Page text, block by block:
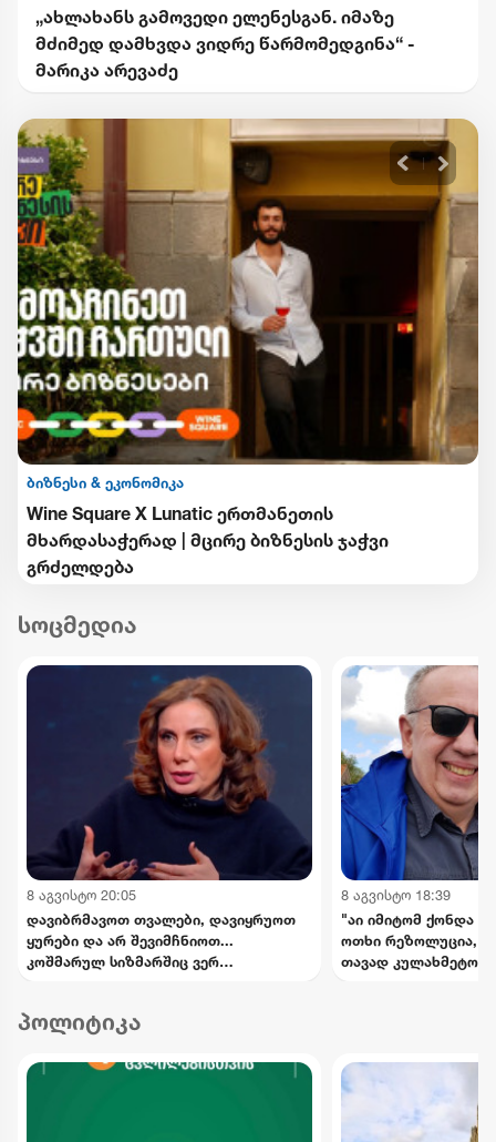
„ახლახანს გამოვედი ელენესგან. იმაზე
მძიმედ დამხვდა ვიდრე წარმომედგინა“ -
მარიკა არევაძე
ბიზნესი & ეკონომიკა
Wine Square X Lunatic ერთმანეთის
მხარდასაჭერად | მცირე ბიზნესის ჯაჭვი
გრძელდება
სოცმედია
8 აგვისტო 20:05
დავიბრმავოთ თვალები, დავიყრუოთ
ყურები და არ შევიმჩნიოთ...
კოშმარულ სიზმარშიც ვერ
8 აგვისტო 18:39
"აი იმიტომ ქონდა
ოთხი რეზოლუცია,
თავად
პოლიტიკა